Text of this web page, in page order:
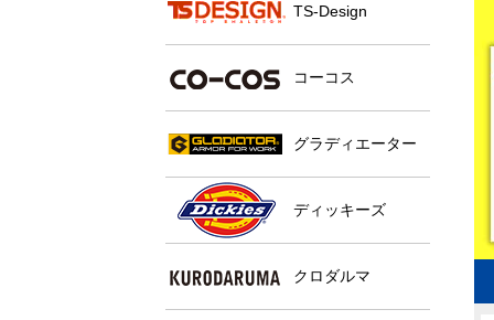
TS-Design
コーコス
グラディエーター
ディッキーズ
クロダルマ